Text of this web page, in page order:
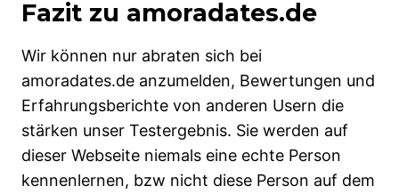
Fazit zu amoradates.de
Wir können nur abraten sich bei
amoradates.de anzumelden, Bewertungen und
Erfahrungsberichte von anderen Usern die
stärken unser Testergebnis. Sie werden auf
dieser Webseite niemals eine echte Person
kennenlernen, bzw nicht diese Person auf dem